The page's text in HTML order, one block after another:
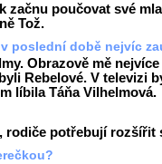
začnu poučovat své
Tož.
poslední době nejvíc
Obrazově mě nejvíce
Rebelové. V televizi
líbila Táňa Vilhelmová.
rodiče potřebují rozšířit